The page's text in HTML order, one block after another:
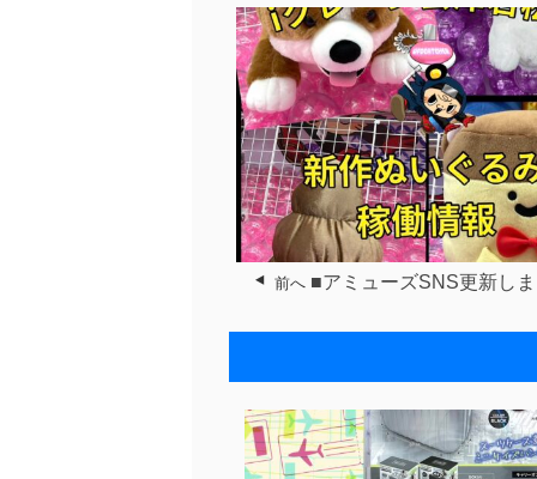
前へ ■アミューズSNS更新し